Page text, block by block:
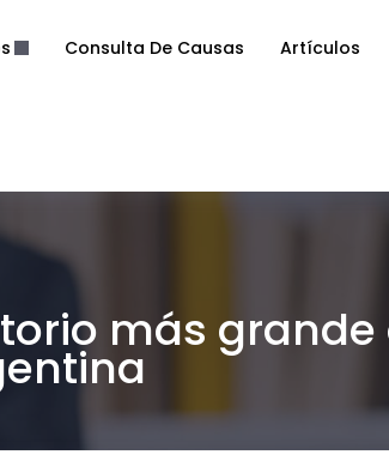
Consulta De Causas Artículos
más grande